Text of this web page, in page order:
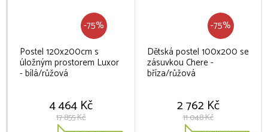
-75%
Postel 120x200cm s
úložným prostorem Luxor
- bílá/růžová
4 464 Kč
17 855 Kč
-75%
Dětská postel 100x200 se
zásuvkou Chere -
bříza/růžová
2 762 Kč
11 048 Kč